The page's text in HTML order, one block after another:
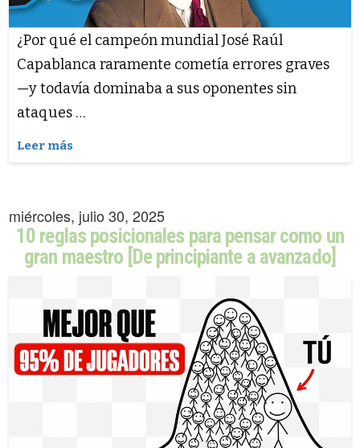
¿Por qué el campeón mundial José Raúl
Capablanca raramente cometía errores graves
—y todavía dominaba a sus oponentes sin
ataques …
Leer más
miércoles, julio 30, 2025
10 reglas posicionales para pensar como un
gran maestro [De principiante a avanzado]